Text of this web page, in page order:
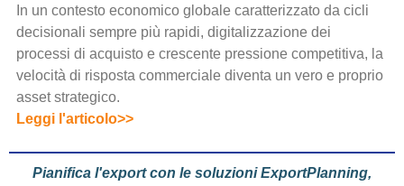
In un contesto economico globale caratterizzato da cicli
decisionali sempre più rapidi, digitalizzazione dei
processi di acquisto e crescente pressione competitiva, la
velocità di risposta commerciale diventa un vero e proprio
asset strategico.
Leggi l'articolo>>
Pianifica l'export con le soluzioniExportPlanning,